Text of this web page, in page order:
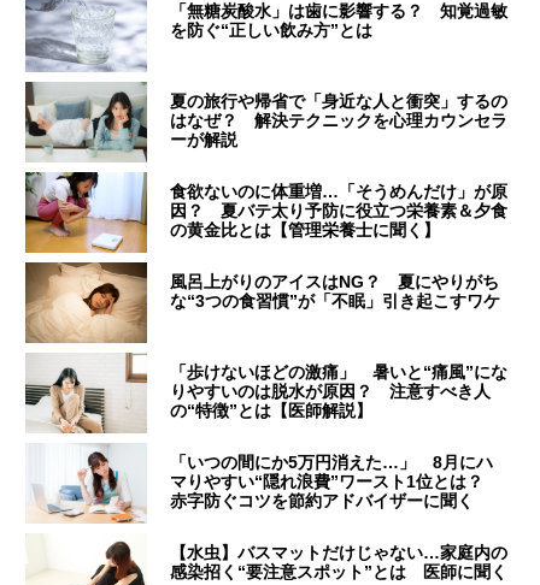
「無糖炭酸水」は歯に影響する？ 知覚過敏
を防ぐ“正しい飲み方”とは
夏の旅行や帰省で「身近な人と衝突」するの
はなぜ？ 解決テクニックを心理カウンセラ
ーが解説
食欲ないのに体重増…「そうめんだけ」が原
因？ 夏バテ太り予防に役立つ栄養素＆夕食
の黄金比とは【管理栄養士に聞く】
風呂上がりのアイスはNG？ 夏にやりがち
な“3つの食習慣”が「不眠」引き起こすワケ
「歩けないほどの激痛」 暑いと“痛風”にな
りやすいのは脱水が原因？ 注意すべき人
の“特徴”とは【医師解説】
「いつの間にか5万円消えた…」 8月にハ
マりやすい“隠れ浪費”ワースト1位とは？
赤字防ぐコツを節約アドバイザーに聞く
【水虫】バスマットだけじゃない…家庭内の
感染招く“要注意スポット”とは 医師に聞く